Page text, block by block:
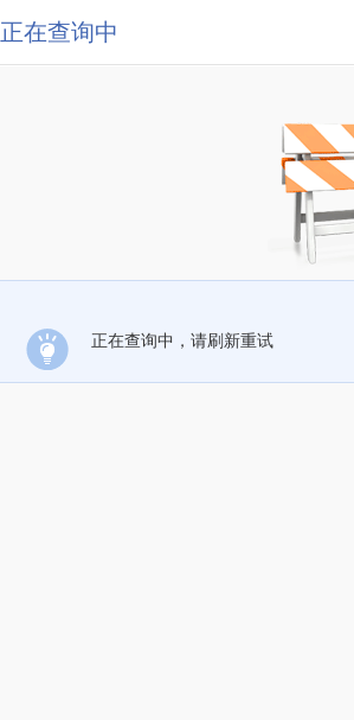
正在查询中
正在查询中，请刷新重试